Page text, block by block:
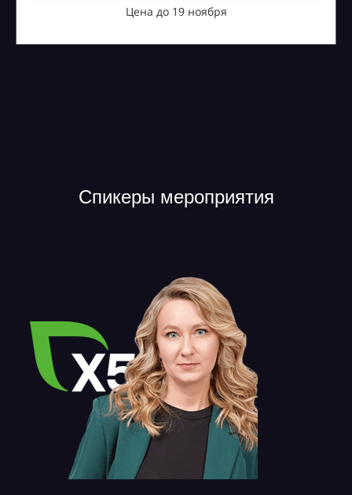
Цена до 19 ноября
Спикеры мероприятия